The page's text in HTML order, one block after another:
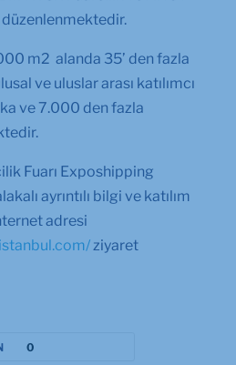
m2 alanda 35’ den fazla
ve uluslar arası katılımcı
ve 7.000 den fazla
Fuarı Exposhipping
ayrıntılı bilgi ve katılım
adresi
ziyaret
0